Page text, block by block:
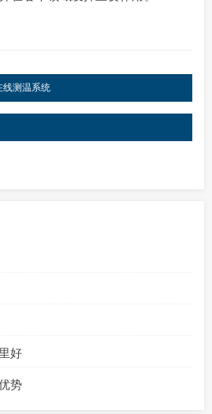
线测温系统
好
势